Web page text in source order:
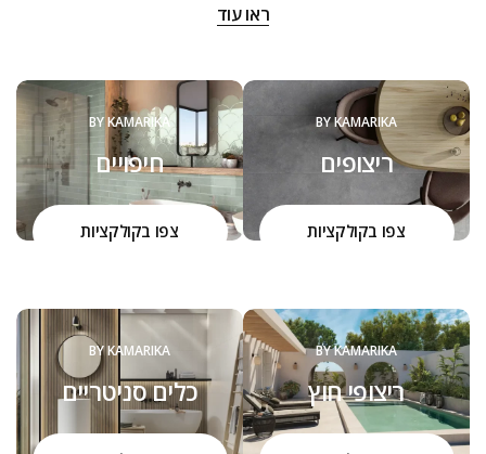
הכל מתחיל באהבה גדולה שמושרשת במקום מהמשפחה. צוות
קמריקה שמח להיות קשוב לצרכים שלכם ולהעניק כל פעם מחדש
הסבר על איכות המוצרים, ההבדל בינהם והיכולת להתאים ולחבר
בין הסגנונות, העיצובים והמוצרים.
הדרך שלנו היא חלק בלתי נפרד מהערכים שלנו כחברה, כאנשים,
כמשפחה.
ראו עוד
BY KAMARIKA
ריצופים
צפו בקולקציות
BY KAMARIKA
חיפויים
צפו בקולקציות
BY KAMARIKA
ריצופי חוץ
BY KAMARIKA
כלים סניטריים